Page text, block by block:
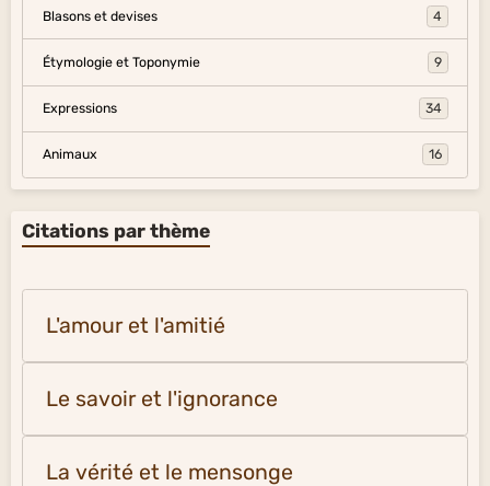
Blasons et devises 4
Étymologie et Toponymie 9
Expressions 34
Animaux 16
Citations par thème
L'amour et l'amitié
Le savoir et l'ignorance
La vérité et le mensonge